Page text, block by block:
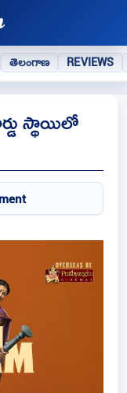
తెలంగాణ REVIEWS
స్థాయిలో